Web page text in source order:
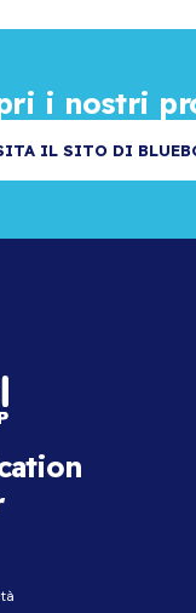
i nostri
IL SITO DI